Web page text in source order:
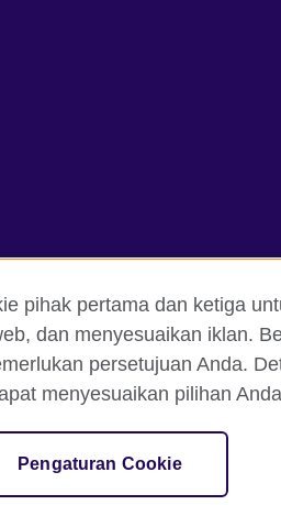
Pemakaian Cookie Peta
pihak pertama dan ketiga
dan menyesuaikan iklan.
persetujuan Anda.
menyesuaikan pilihan
Pengaturan Cookie